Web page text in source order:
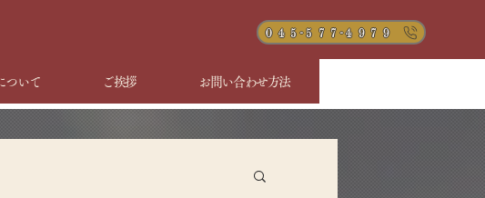
０４５-５７７-４９７９
ついて ご挨拶 お問い合わせ方法